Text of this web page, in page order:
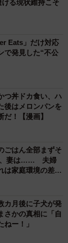
る現状維持こそ
Eats」だけ対応
発見した“不公
丼ドカ食い、ハ
後はメロンパンを
！【漫画】
ごはん全部まずそ
、妻は…… 夫婦
は家庭環境の差？
カ月後に子犬が発
かの真相に「自
ー！」